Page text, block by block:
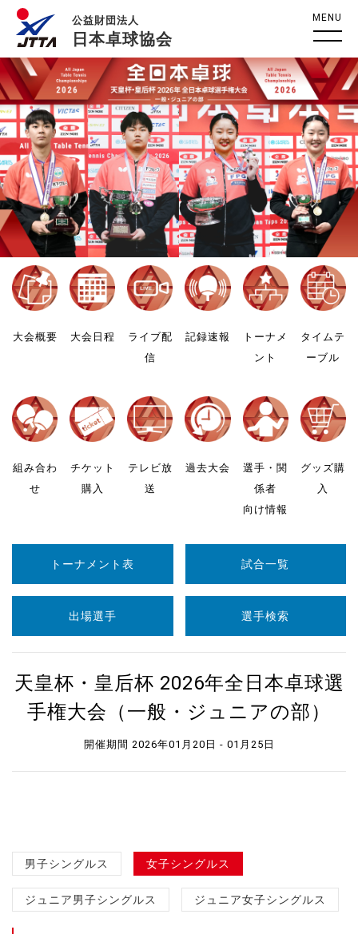
公益財団法人
日本卓球協会
MENU
大会概要 大会日程
ライブ配
信
記録速報
トーナメ
ント
タイムテ
ーブル
組み合わ
せ
チケット
購入
テレビ放
送
過去大会
選手・関
係者
向け情報
グッズ購
入
トーナメント表 試合一覧
出場選手 選手検索
天皇杯・皇后杯 2026年全日本卓球選
手権大会（一般・ジュニアの部）
開催期間 2026年01月20日 - 01月25日
男子シングルス 女子シングルス
ジュニア男子シングルス ジュニア女子シングルス